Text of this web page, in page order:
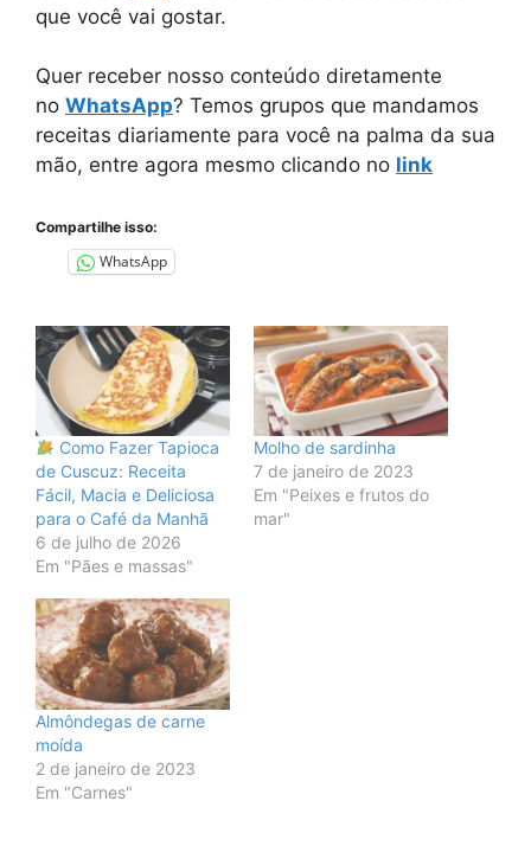
que você vai gostar.
Quer receber nosso conteúdo diretamente
no WhatsApp? Temos grupos que mandamos
receitas diariamente para você na palma da sua
mão, entre agora mesmo clicando no link
Compartilhe isso:
WhatsApp
Como Fazer Tapioca
de Cuscuz: Receita
Fácil, Macia e Deliciosa
para o Café da Manhã
6 de julho de 2026
Em "Pães e massas"
Molho de sardinha
7 de janeiro de 2023
Em "Peixes e frutos do
mar"
Almôndegas de carne
moída
2 de janeiro de 2023
Em "Carnes"